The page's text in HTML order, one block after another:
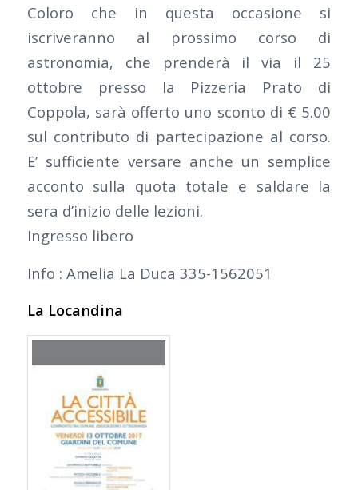
Coloro che in questa occasione si
iscriveranno al prossimo corso di
astronomia, che prenderà il via il 25
ottobre presso la Pizzeria Prato di
Coppola, sarà offerto uno sconto di € 5.00
sul contributo di partecipazione al corso.
E’ sufficiente versare anche un semplice
acconto sulla quota totale e saldare la
sera d’inizio delle lezioni.
Ingresso libero
Info : Amelia La Duca 335-1562051
La Locandina